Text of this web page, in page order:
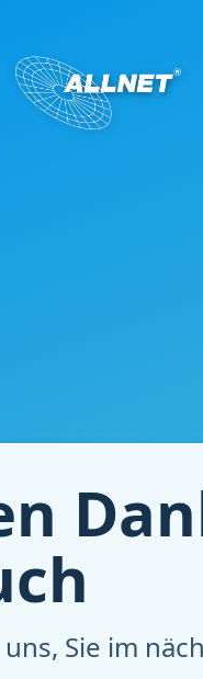
Sie im